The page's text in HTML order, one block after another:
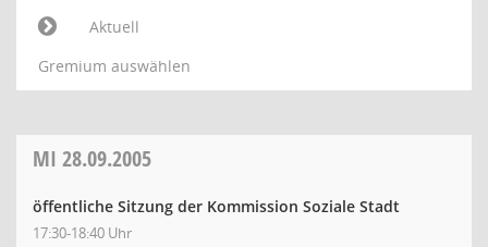
Aktuell
Gremium auswählen
MI 28.09.2005
öffentliche Sitzung der Kommission Soziale Stadt
17:30-18:40 Uhr